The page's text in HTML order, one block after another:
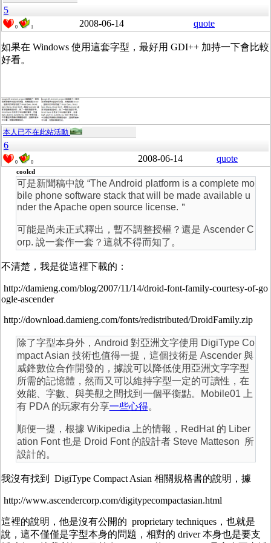
5
0 1 2008-06-14 quote
如果在 Windows 使用這套字型，最好用 GDI++ 加持一下會比較
好看。
本人已不在此站活動
6
0 0 2008-06-14 quote
coolcd
可是新聞稿中說 “The Android platform is a complete mo
bile phone software stack that will be made available u
nder the Apache open source license.＂
可能是尚未正式釋出，暫不調整授權？還是 Ascender C
orp. 說一套作一套？這就不得而知了。
不清楚，我是從這裡下載的：
http://damieng.com/blog/2007/11/14/droid-font-family-courtesy-of-go
ogle-ascender
http://download.damieng.com/fonts/redistributed/DroidFamily.zip
除了字型本身外，Android 對亞洲文字使用 DigiType Co
mpact Asian 技術也值得一提，這個技術是 Ascender 與
威鋒數位合作開發的，據說可以降低使用亞洲文字字型
所需的記憶體，然而又可以維持字型一定的可讀性，在
效能、字數、與美觀之間找到一個平衡點。Mobile01 上
有 PDA 的玩家有分享一些心得。
順便一提，根據 Wikipedia 上的情報，RedHat 的 Liber
ation Font 也是 Droid Font 的設計者 Steve Matteson 所
設計的。
我沒有找到 DigiType Compact Asian 相關規格書的說明，據
http://www.ascendercorp.com/digitypecompactasian.html
這裡的說明，他是沒有公開的 proprietary techniques，也就是
說，這不僅僅是字型本身的問題，相對的 driver 本身也是要支